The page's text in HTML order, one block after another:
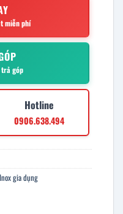
miễn phí
góp
Hotline
0906.638.494
Inox gia dụng